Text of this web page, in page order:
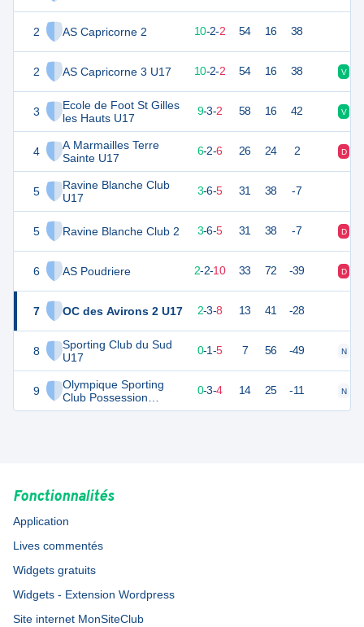
2 AS Capricorne 2
2 AS Capricorne 3 U17
3
Ecole de Foot St Gilles
les Hauts U17
4
A Marmailles Terre
Sainte U17
5
Ravine Blanche Club
U17
5 Ravine Blanche Club 2
6 AS Poudriere
7 OC des Avirons 2 U17
8
Sporting Club du Sud
U17
9
Olympique Sporting
Club Possession
Dragons U17
46 10-2-2 54 16 38
46 14 10-2-2 54 16 38 V
44 14 9-3-2 58 16 42 V
34 6-2-6 26 24 2 D
29 14 3-6-5 31 38 -7
29 14 3-6-5 31 38 -7 D
2-2-10 33 72 -39 D
22 13 2-3-8 13 41 -28
7 0-1-5 7 56 -49 N
10 0-3-4 14 25 -11 N
Fonctionnalités
Application
Lives commentés
Widgets gratuits
Widgets - Extension Wordpress
Site internet MonSiteClub